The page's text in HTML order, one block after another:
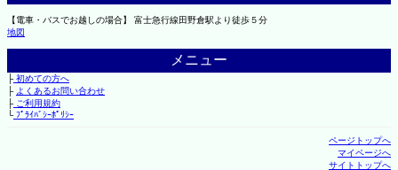
【電車・バスでお越しの場合】 富士急行線田野倉駅より徒歩５分
地図
メニュー
├初めての方へ
├ よくあるお問い合わせ
├ご利用規約
└ﾌﾟﾗｲﾊﾞｼｰﾎﾟﾘｼｰ
ページトップへ
マイページへ
サイトトップへ